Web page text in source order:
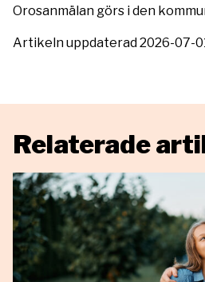
Orosanmälan görs i den
Artikeln uppdaterad 2026-07-
Relaterade